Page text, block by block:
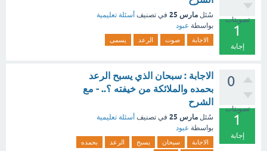
تصويتات
1
إجابة
سُئل مارس 25 في تصنيف أسئلة تعليمية
بواسطة عبود
الاجابة صوت الرعد يسمى
0
تصويتات
1
إجابة
الاجابة : سبحان الذي يسبح الرعد
بحمده والملائكة من خيفته ؟.. - مع
الشرح
سُئل مارس 25 في تصنيف أسئلة تعليمية
بواسطة عبود
الاجابة سبحان يسبح الرعد
بحمده